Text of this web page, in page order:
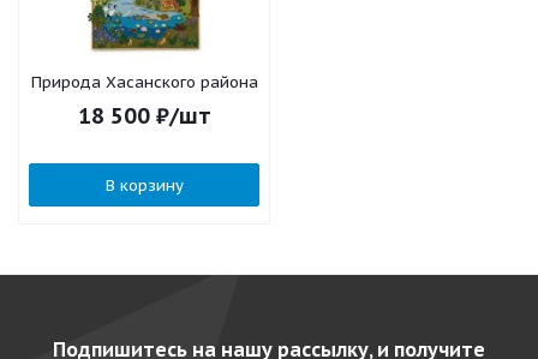
Природа Хасанского района
18 500₽/шт
В корзину
Подпишитесь на нашу рассылку, и получите